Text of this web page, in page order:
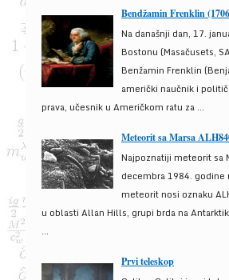
Bendžamin Frenklin
Na današnji dan, 17.
Bostonu (Masačusets,
Benžamin Frenklin
američki naučnik i
prava, učesnik u Američkom ratu za ...
Meteorit sa Marsa
Najpoznatiji meteorit sa
decembra 1984. godine
meteorit nosi oznaku
u oblasti Allan Hills, grupi brda na
...
Prvi teleskop